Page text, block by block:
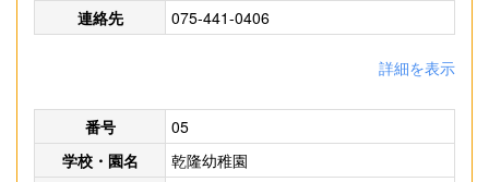
連絡先 075-441-0406
詳細を表示
番号
05
学校・園名
乾隆幼稚園